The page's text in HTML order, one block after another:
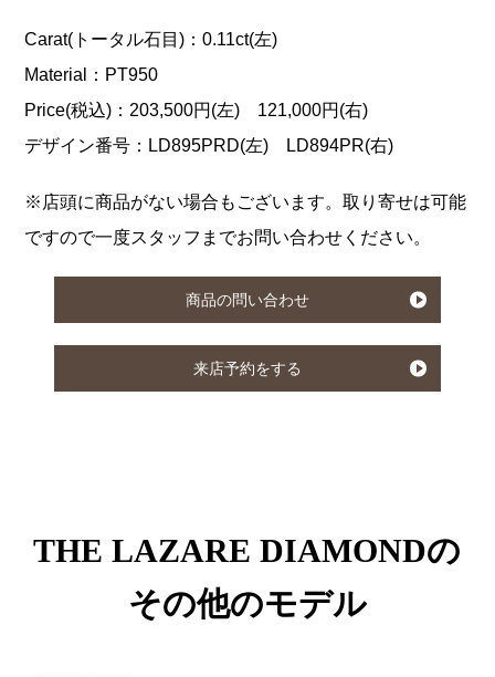
Carat(トータル石目)：0.11ct(左)
Material：PT950
Price(税込)：203,500円(左) 121,000円(右)
デザイン番号：LD895PRD(左) LD894PR(右)
※店頭に商品がない場合もございます。取り寄せは可能
ですので一度スタッフまでお問い合わせください。
商品の問い合わせ
来店予約をする
THE LAZARE DIAMONDの
その他のモデル